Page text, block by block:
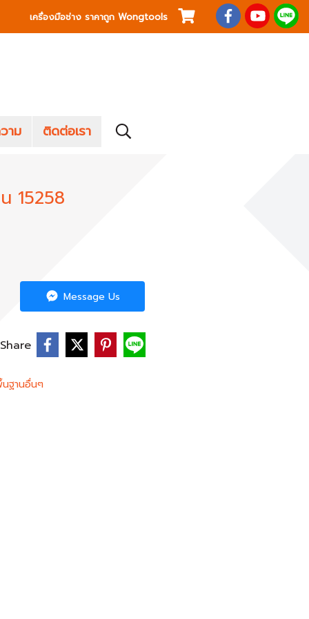
เครื่องมือช่าง ราคาถูก Wongtools
าม ติดต่อเรา
15258
Message Us
Share
นฐานอื่นๆ